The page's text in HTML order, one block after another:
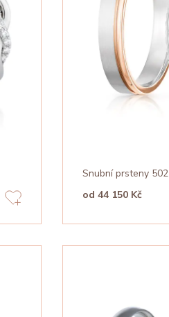
Snubní prsteny 502
od 44 150 Kč